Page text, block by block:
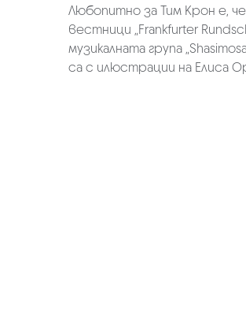
Любопитно за Тим Крон е,
вестници „Frankfurter
музикалната група
са с илюстрации на Елиса